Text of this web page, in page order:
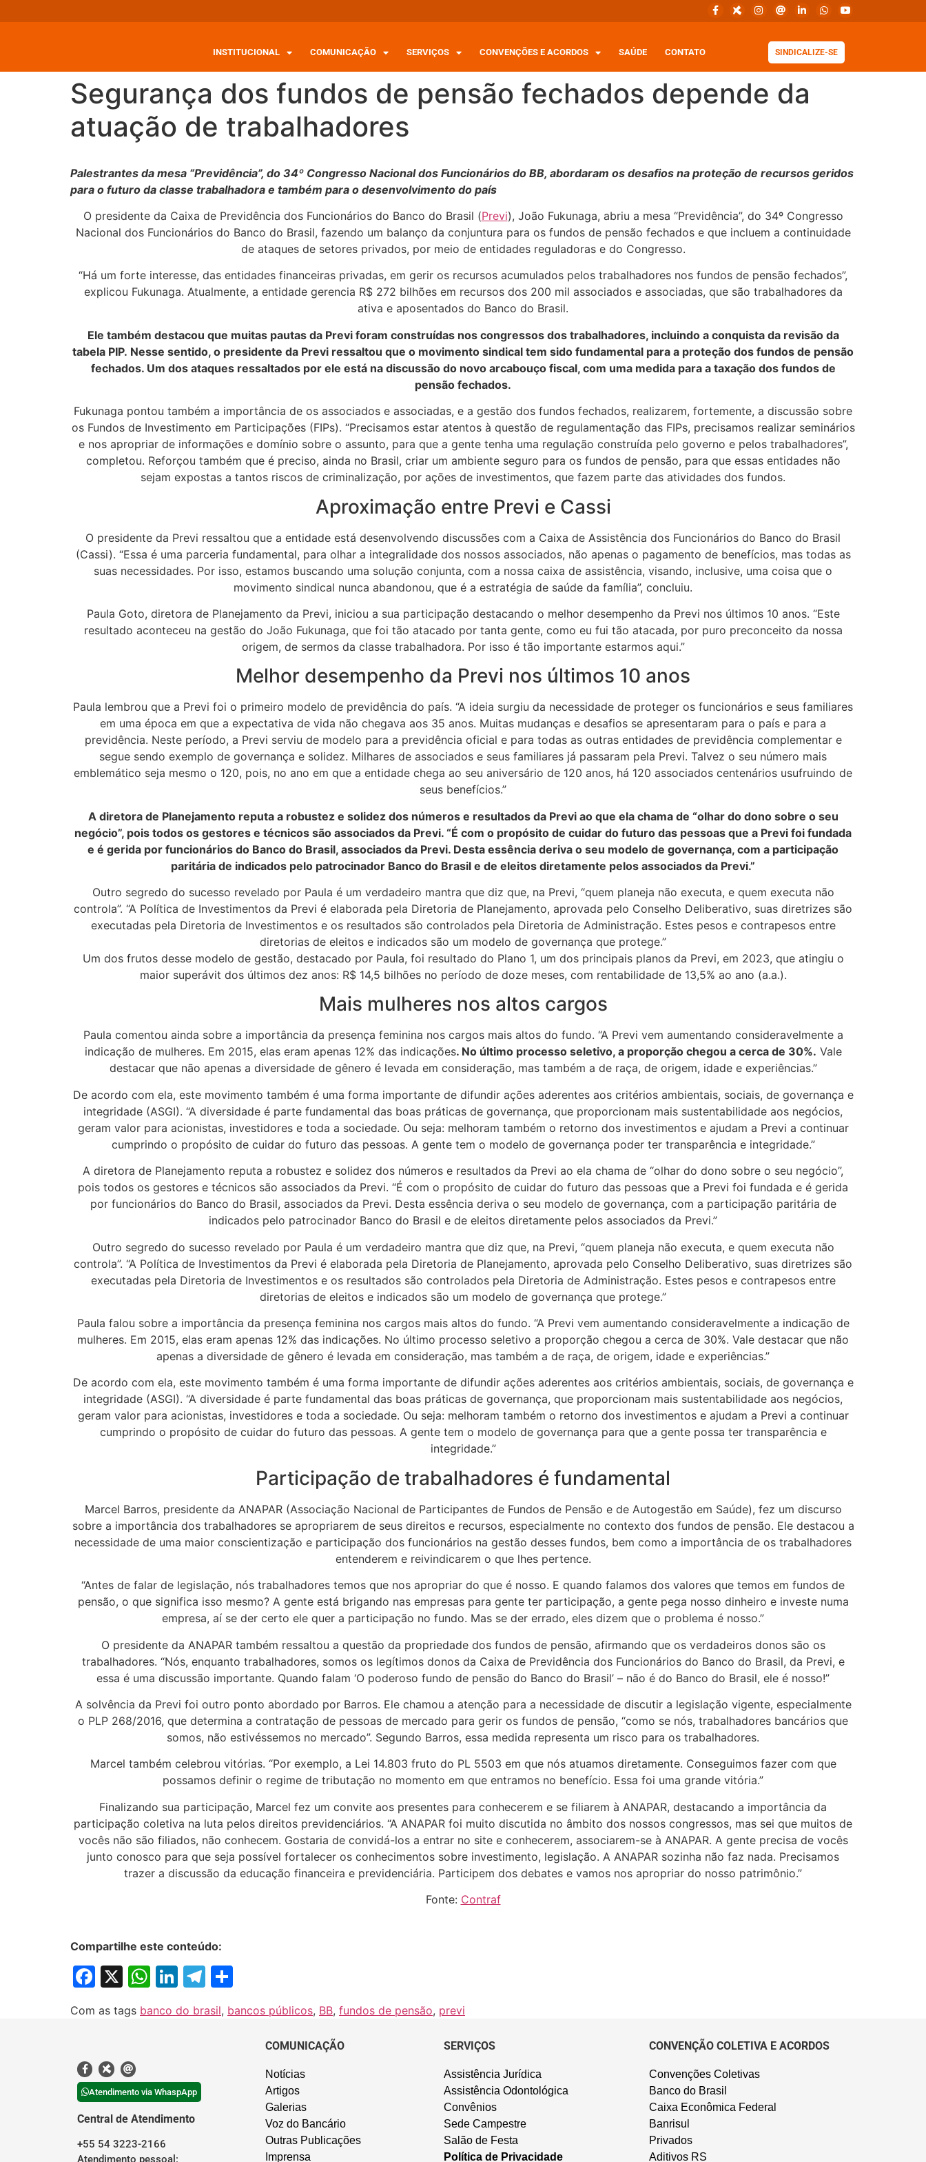
INSTITUCIONAL COMUNICAÇÃO SERVIÇOS CONVENÇÕES E ACORDOS SAÚDE CONTATO SINDICALIZE-SE
Segurança dos fundos de pensão fechados depende da
atuação de trabalhadores
Palestrantes da mesa “Previdência”, do 34º Congresso Nacional dos Funcionários do BB, abordaram os desafios na proteção de recursos geridos
para o futuro da classe trabalhadora e também para o desenvolvimento do país
O presidente da Caixa de Previdência dos Funcionários do Banco do Brasil (Previ), João Fukunaga, abriu a mesa “Previdência”, do 34º Congresso
Nacional dos Funcionários do Banco do Brasil, fazendo um balanço da conjuntura para os fundos de pensão fechados e que incluem a continuidade
de ataques de setores privados, por meio de entidades reguladoras e do Congresso.
“Há um forte interesse, das entidades financeiras privadas, em gerir os recursos acumulados pelos trabalhadores nos fundos de pensão fechados”,
explicou Fukunaga. Atualmente, a entidade gerencia R$ 272 bilhões em recursos dos 200 mil associados e associadas, que são trabalhadores da
ativa e aposentados do Banco do Brasil.
Ele também destacou que muitas pautas da Previ foram construídas nos congressos dos trabalhadores, incluindo a conquista da revisão da
tabela PIP. Nesse sentido, o presidente da Previ ressaltou que o movimento sindical tem sido fundamental para a proteção dos fundos de pensão
fechados. Um dos ataques ressaltados por ele está na discussão do novo arcabouço fiscal, com uma medida para a taxação dos fundos de
pensão fechados.
Fukunaga pontou também a importância de os associados e associadas, e a gestão dos fundos fechados, realizarem, fortemente, a discussão sobre
os Fundos de Investimento em Participações (FIPs). “Precisamos estar atentos à questão de regulamentação das FIPs, precisamos realizar seminários
e nos apropriar de informações e domínio sobre o assunto, para que a gente tenha uma regulação construída pelo governo e pelos trabalhadores”,
completou. Reforçou também que é preciso, ainda no Brasil, criar um ambiente seguro para os fundos de pensão, para que essas entidades não
sejam expostas a tantos riscos de criminalização, por ações de investimentos, que fazem parte das atividades dos fundos.
Aproximação entre Previ e Cassi
O presidente da Previ ressaltou que a entidade está desenvolvendo discussões com a Caixa de Assistência dos Funcionários do Banco do Brasil
(Cassi). “Essa é uma parceria fundamental, para olhar a integralidade dos nossos associados, não apenas o pagamento de benefícios, mas todas as
suas necessidades. Por isso, estamos buscando uma solução conjunta, com a nossa caixa de assistência, visando, inclusive, uma coisa que o
movimento sindical nunca abandonou, que é a estratégia de saúde da família”, concluiu.
Paula Goto, diretora de Planejamento da Previ, iniciou a sua participação destacando o melhor desempenho da Previ nos últimos 10 anos. “Este
resultado aconteceu na gestão do João Fukunaga, que foi tão atacado por tanta gente, como eu fui tão atacada, por puro preconceito da nossa
origem, de sermos da classe trabalhadora. Por isso é tão importante estarmos aqui.”
Melhor desempenho da Previ nos últimos 10 anos
Paula lembrou que a Previ foi o primeiro modelo de previdência do país. “A ideia surgiu da necessidade de proteger os funcionários e seus familiares
em uma época em que a expectativa de vida não chegava aos 35 anos. Muitas mudanças e desafios se apresentaram para o país e para a
previdência. Neste período, a Previ serviu de modelo para a previdência oficial e para todas as outras entidades de previdência complementar e
segue sendo exemplo de governança e solidez. Milhares de associados e seus familiares já passaram pela Previ. Talvez o seu número mais
emblemático seja mesmo o 120, pois, no ano em que a entidade chega ao seu aniversário de 120 anos, há 120 associados centenários usufruindo de
seus benefícios.”
A diretora de Planejamento reputa a robustez e solidez dos números e resultados da Previ ao que ela chama de “olhar do dono sobre o seu
negócio”, pois todos os gestores e técnicos são associados da Previ. “É com o propósito de cuidar do futuro das pessoas que a Previ foi fundada
e é gerida por funcionários do Banco do Brasil, associados da Previ. Desta essência deriva o seu modelo de governança, com a participação
paritária de indicados pelo patrocinador Banco do Brasil e de eleitos diretamente pelos associados da Previ.”
Outro segredo do sucesso revelado por Paula é um verdadeiro mantra que diz que, na Previ, “quem planeja não executa, e quem executa não
controla”. “A Política de Investimentos da Previ é elaborada pela Diretoria de Planejamento, aprovada pelo Conselho Deliberativo, suas diretrizes são
executadas pela Diretoria de Investimentos e os resultados são controlados pela Diretoria de Administração. Estes pesos e contrapesos entre
diretorias de eleitos e indicados são um modelo de governança que protege.”
Um dos frutos desse modelo de gestão, destacado por Paula, foi resultado do Plano 1, um dos principais planos da Previ, em 2023, que atingiu o
maior superávit dos últimos dez anos: R$ 14,5 bilhões no período de doze meses, com rentabilidade de 13,5% ao ano (a.a.).
Mais mulheres nos altos cargos
Paula comentou ainda sobre a importância da presença feminina nos cargos mais altos do fundo. “A Previ vem aumentando consideravelmente a
indicação de mulheres. Em 2015, elas eram apenas 12% das indicações. No último processo seletivo, a proporção chegou a cerca de 30%. Vale
destacar que não apenas a diversidade de gênero é levada em consideração, mas também a de raça, de origem, idade e experiências.”
De acordo com ela, este movimento também é uma forma importante de difundir ações aderentes aos critérios ambientais, sociais, de governança e
integridade (ASGI). “A diversidade é parte fundamental das boas práticas de governança, que proporcionam mais sustentabilidade aos negócios,
geram valor para acionistas, investidores e toda a sociedade. Ou seja: melhoram também o retorno dos investimentos e ajudam a Previ a continuar
cumprindo o propósito de cuidar do futuro das pessoas. A gente tem o modelo de governança poder ter transparência e integridade.”
A diretora de Planejamento reputa a robustez e solidez dos números e resultados da Previ ao ela chama de “olhar do dono sobre o seu negócio”,
pois todos os gestores e técnicos são associados da Previ. “É com o propósito de cuidar do futuro das pessoas que a Previ foi fundada e é gerida
por funcionários do Banco do Brasil, associados da Previ. Desta essência deriva o seu modelo de governança, com a participação paritária de
indicados pelo patrocinador Banco do Brasil e de eleitos diretamente pelos associados da Previ.”
Outro segredo do sucesso revelado por Paula é um verdadeiro mantra que diz que, na Previ, “quem planeja não executa, e quem executa não
controla”. “A Política de Investimentos da Previ é elaborada pela Diretoria de Planejamento, aprovada pelo Conselho Deliberativo, suas diretrizes são
executadas pela Diretoria de Investimentos e os resultados são controlados pela Diretoria de Administração. Estes pesos e contrapesos entre
diretorias de eleitos e indicados são um modelo de governança que protege.”
Paula falou sobre a importância da presença feminina nos cargos mais altos do fundo. “A Previ vem aumentando consideravelmente a indicação de
mulheres. Em 2015, elas eram apenas 12% das indicações. No último processo seletivo a proporção chegou a cerca de 30%. Vale destacar que não
apenas a diversidade de gênero é levada em consideração, mas também a de raça, de origem, idade e experiências.”
De acordo com ela, este movimento também é uma forma importante de difundir ações aderentes aos critérios ambientais, sociais, de governança e
integridade (ASGI). “A diversidade é parte fundamental das boas práticas de governança, que proporcionam mais sustentabilidade aos negócios,
geram valor para acionistas, investidores e toda a sociedade. Ou seja: melhoram também o retorno dos investimentos e ajudam a Previ a continuar
cumprindo o propósito de cuidar do futuro das pessoas. A gente tem o modelo de governança para que a gente possa ter transparência e
integridade.”
Participação de trabalhadores é fundamental
Marcel Barros, presidente da ANAPAR (Associação Nacional de Participantes de Fundos de Pensão e de Autogestão em Saúde), fez um discurso
sobre a importância dos trabalhadores se apropriarem de seus direitos e recursos, especialmente no contexto dos fundos de pensão. Ele destacou a
necessidade de uma maior conscientização e participação dos funcionários na gestão desses fundos, bem como a importância de os trabalhadores
entenderem e reivindicarem o que lhes pertence.
“Antes de falar de legislação, nós trabalhadores temos que nos apropriar do que é nosso. E quando falamos dos valores que temos em fundos de
pensão, o que significa isso mesmo? A gente está brigando nas empresas para gente ter participação, a gente pega nosso dinheiro e investe numa
empresa, aí se der certo ele quer a participação no fundo. Mas se der errado, eles dizem que o problema é nosso.”
O presidente da ANAPAR também ressaltou a questão da propriedade dos fundos de pensão, afirmando que os verdadeiros donos são os
trabalhadores. “Nós, enquanto trabalhadores, somos os legítimos donos da Caixa de Previdência dos Funcionários do Banco do Brasil, da Previ, e
essa é uma discussão importante. Quando falam ‘O poderoso fundo de pensão do Banco do Brasil’ – não é do Banco do Brasil, ele é nosso!”
A solvência da Previ foi outro ponto abordado por Barros. Ele chamou a atenção para a necessidade de discutir a legislação vigente, especialmente
o PLP 268/2016, que determina a contratação de pessoas de mercado para gerir os fundos de pensão, “como se nós, trabalhadores bancários que
somos, não estivéssemos no mercado”. Segundo Barros, essa medida representa um risco para os trabalhadores.
Marcel também celebrou vitórias. “Por exemplo, a Lei 14.803 fruto do PL 5503 em que nós atuamos diretamente. Conseguimos fazer com que
possamos definir o regime de tributação no momento em que entramos no benefício. Essa foi uma grande vitória.”
Finalizando sua participação, Marcel fez um convite aos presentes para conhecerem e se filiarem à ANAPAR, destacando a importância da
participação coletiva na luta pelos direitos previdenciários. “A ANAPAR foi muito discutida no âmbito dos nossos congressos, mas sei que muitos de
vocês não são filiados, não conhecem. Gostaria de convidá-los a entrar no site e conhecerem, associarem-se à ANAPAR. A gente precisa de vocês
junto conosco para que seja possível fortalecer os conhecimentos sobre investimento, legislação. A ANAPAR sozinha não faz nada. Precisamos
trazer a discussão da educação financeira e previdenciária. Participem dos debates e vamos nos apropriar do nosso patrimônio.”
Fonte: Contraf
Compartilhe este conteúdo:
Facebook
X WhatsApp
LinkedIn
Telegram
Com as tags banco do brasil, bancos públicos, BB, fundos de pensão, previ
Atendimento via WhaspApp
Central de Atendimento
+55 54 3223-2166
Atendimento pessoal:
COMUNICAÇÃO
Notícias
Artigos
Galerias
Voz do Bancário
Outras Publicações
Imprensa
SERVIÇOS
Assistência Jurídica
Assistência Odontológica
Convênios
Sede Campestre
Salão de Festa
Política de Privacidade
CONVENÇÃO COLETIVA E ACORDOS
Convenções Coletivas
Banco do Brasil
Caixa Econômica Federal
Banrisul
Privados
Aditivos RS